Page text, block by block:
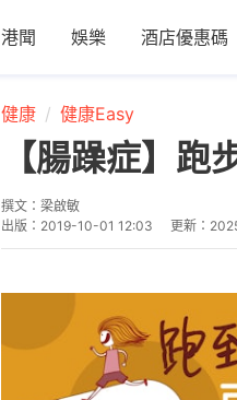
港聞 娛樂 酒店優惠碼
健康 健康Easy
【腸躁症】
撰文： 梁啟敏
出版： 2019-10-01 12:03 更新：